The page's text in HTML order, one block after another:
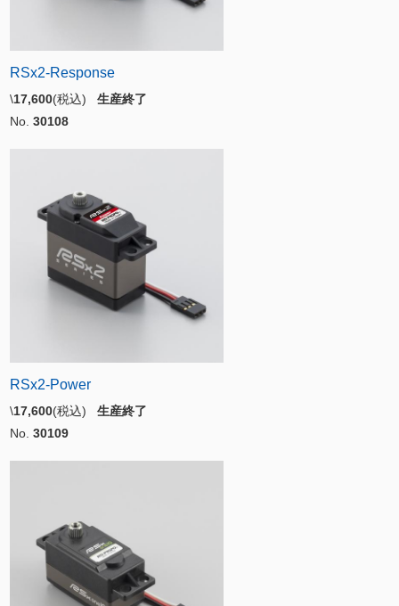
RSx2-Response
\17,600(税込) 生産終了
No. 30108
RSx2-Power
\17,600(税込) 生産終了
No. 30109